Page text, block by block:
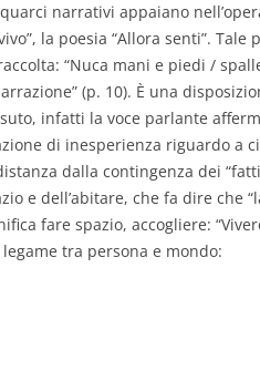
narrativi appaiano
la poesia “Allora senti”. Tale
“Nuca mani e piedi /
(p. 10). È una
infatti la voce parlante
di inesperienza riguardo a
dalla contingenza dei
e dell’abitare, che fa dire che
fare spazio, accogliere:
tra persona e mondo: